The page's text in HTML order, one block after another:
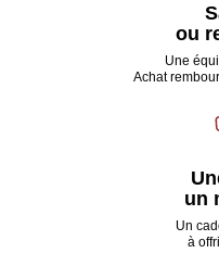
ou
Une
Achat
un
Un
à